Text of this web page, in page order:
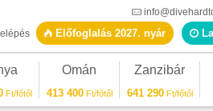
Előfoglalás 2027. nyár
Ft/főtől
Omán
413 400Ft/főtől
Zanzibár
641 290Ft/főtől